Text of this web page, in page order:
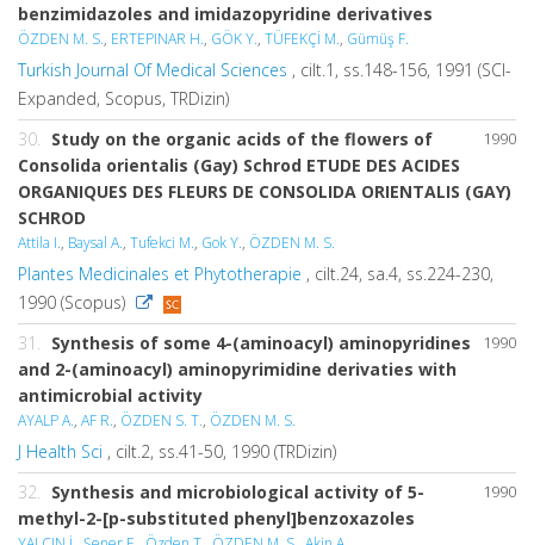
benzimidazoles and imidazopyridine derivatives
ÖZDEN M. S., ERTEPINAR H., GÖK Y., TÜFEKÇİ M., Gümüş F.
Turkish Journal Of Medical Sciences , cilt.1, ss.148-156, 1991 (SCI-
Expanded, Scopus, TRDizin)
1990
30. Study on the organic acids of the flowers of
Consolida orientalis (Gay) Schrod ETUDE DES ACIDES
ORGANIQUES DES FLEURS DE CONSOLIDA ORIENTALIS (GAY)
SCHROD
Attila I., Baysal A., Tufekci M., Gok Y., ÖZDEN M. S.
Plantes Medicinales et Phytotherapie , cilt.24, sa.4, ss.224-230,
1990 (Scopus)
1990
31. Synthesis of some 4-(aminoacyl) aminopyridines
and 2-(aminoacyl) aminopyrimidine derivaties with
antimicrobial activity
AYALP A., AF R., ÖZDEN S. T., ÖZDEN M. S.
J Health Sci , cilt.2, ss.41-50, 1990 (TRDizin)
1990
32. Synthesis and microbiological activity of 5-
methyl-2-[p-substituted phenyl]benzoxazoles